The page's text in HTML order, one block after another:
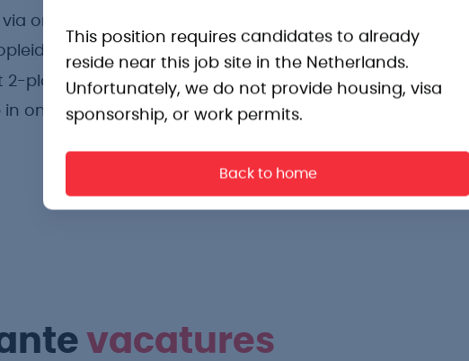
This position requires candidates to already
reside near this job site in the Netherlands.
Unfortunately, we do not provide housing, visa
sponsorship, or work permits.
Back to home
onze pensioenregeling.
van zeven maanden.
ploegendienst in Venray.
onze gezellige kantine.
vacatures